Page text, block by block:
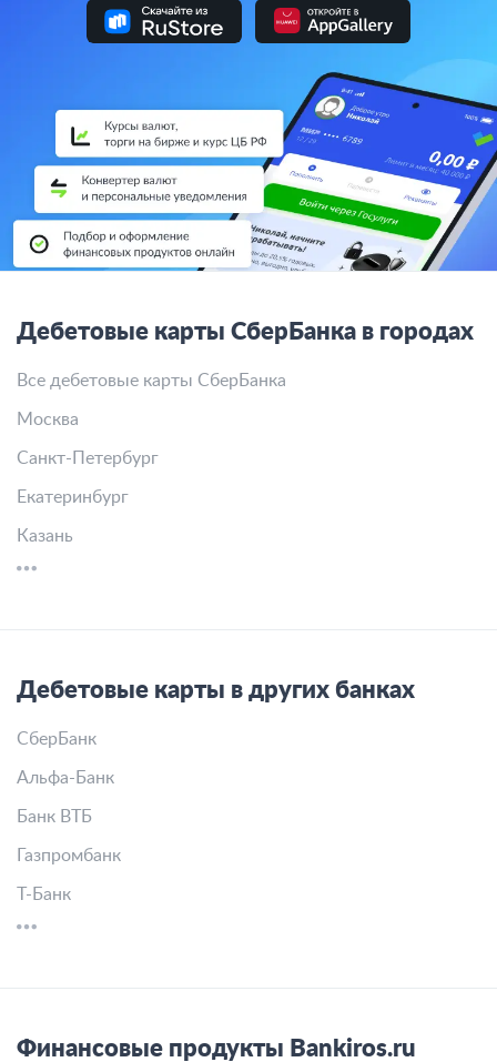
Дебетовые карты СберБанка в городах
Все дебетовые карты СберБанка
Москва
Санкт-Петербург
Екатеринбург
Казань
Дебетовые карты в других банках
СберБанк
Альфа-Банк
Банк ВТБ
Газпромбанк
Т-Банк
Финансовые продукты Bankiros.ru